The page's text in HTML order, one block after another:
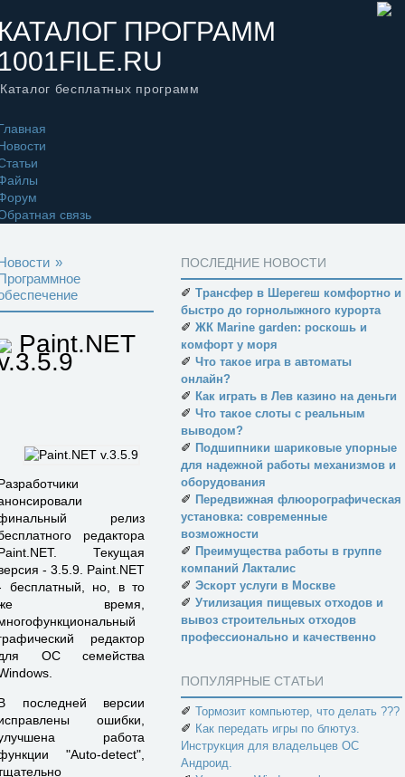
ПРОГРАММ
Каталог бесплатных программ
связь
»
Paint.NET
релиз
редактора
Текущая
- 3.5.9. Paint.NET
бесплатный, но, в то
время,
редактор
ОС семейства
последней версии
ошибки,
работа
"Auto-detect",
ПОСЛЕДНИЕ НОВОСТИ
✐ Трансфер в Шерегеш комфортно и
быстро до горнолыжного курорта
✐ ЖК Marine garden: роскошь и
комфорт у моря
✐ Что такое игра в автоматы
онлайн?
✐ Как играть в Лев казино на деньги
✐ Что такое слоты с реальным
выводом?
✐ Подшипники шариковые упорные
для надежной работы механизмов и
оборудования
✐ Передвижная флюорографическая
установка: современные
возможности
✐ Преимущества работы в группе
компаний Лакталис
✐ Эскорт услуги в Москве
✐ Утилизация пищевых отходов и
вывоз строительных отходов
профессионально и качественно
ПОПУЛЯРНЫЕ СТАТЬИ
✐ Тормозит компьютер, что делать ???
✐ Как передать игры по блютуз.
Инструкция для владельцев ОС
Андроид.